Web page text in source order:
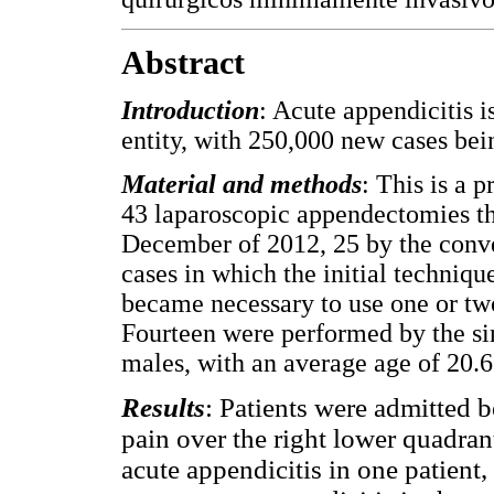
Abstract
Introduction: Acute appendicitis
entity, with 250,000 new cases
Material and methods: This is a
43 laparoscopic appendectomies
December of 2012, 25 by the
cases in which the initial
became necessary to use one or
Fourteen were performed by the
males, with an average age of
Results: Patients were admitted
pain over the right lower
acute appendicitis in one